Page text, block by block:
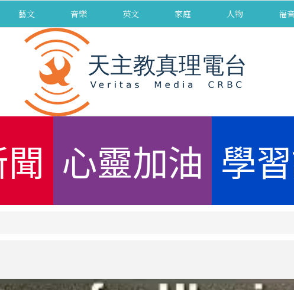
藝文 音樂 英文 家庭 人物 福
心靈加油 學